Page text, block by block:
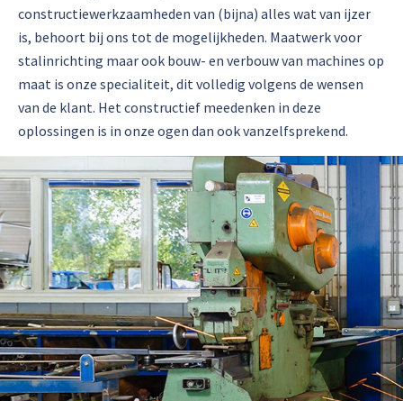
constructiewerkzaamheden van (bijna) alles wat van ijzer
is, behoort bij ons tot de mogelijkheden. Maatwerk voor
stalinrichting maar ook bouw- en verbouw van machines op
maat is onze specialiteit, dit volledig volgens de wensen
van de klant. Het constructief meedenken in deze
oplossingen is in onze ogen dan ook vanzelfsprekend.